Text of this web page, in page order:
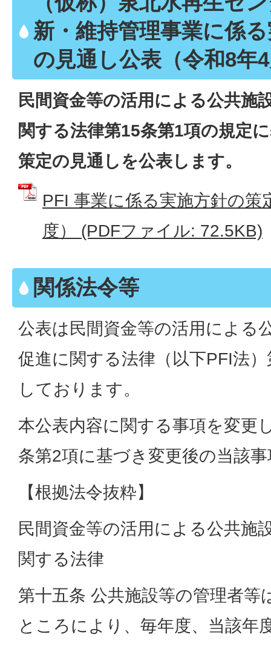
新・維持管理事業に係
の見通し公表（令和8年
民間資金等の活用による公共施
関する法律第15条第1項の規定
策定の見通しを公表します。
PFI 事業に係る実施方針の策
度） (PDFファイル: 72.5KB)
関係法令等
公表は民間資金等の活用による
促進に関する法律（以下PFI法
しております。
本公表内容に関する事項を変更
条第2項に基づき変更後の当該
【根拠法令抜粋】
民間資金等の活用による公共施
関する法律
第十五条 公共施設等の管理者等
ところにより、毎年度、当該年